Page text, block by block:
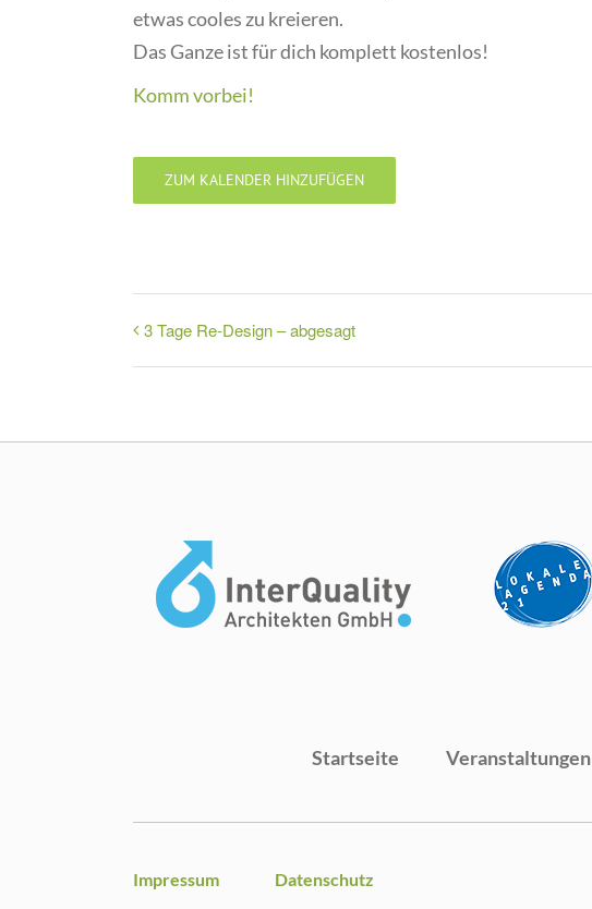
etwas cooles zu kreieren.
Das Ganze ist für dich komplett kostenlos!
Komm vorbei!
ZUM KALENDER HINZUFÜGEN
3 Tage Re-Design – abgesagt
Startseite Veranstaltungen
Impressum Datenschutz